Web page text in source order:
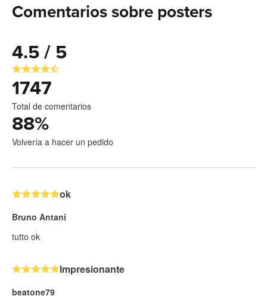
Comentarios sobre posters
4.5 / 5
1747
Total de comentarios
88%
Volvería a hacer un pedido
ok
Bruno Antani
tutto ok
Impresionante
beatone79